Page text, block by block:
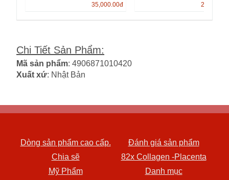
35,000.00đ 25,000.00
Chi Tiết Sản Phẩm:
Mã sản phẩm: 4906871010420
Xuất xứ: Nhật Bản
Dòng sản phẩm cao cấp.
Đánh giá sản phẩm
Chia sẽ
82x Collagen -Placenta
Mỹ Phẩm
Danh mục